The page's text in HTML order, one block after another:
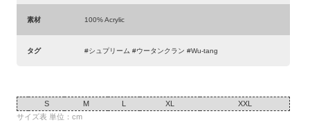
素材 100% Acrylic
タグ #シュプリーム #ウータンクラン #Wu-tang
S M L XL
XXL
サイズ表 単位：cm